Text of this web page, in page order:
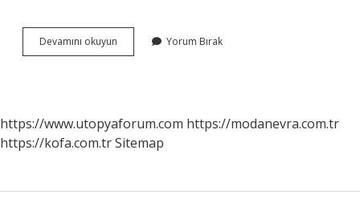
Devamını okuyun
Ark
Yorum Bırak
https://www.utopyaforum.com https://modanevra.com.tr
https://kofa.com.trSitemap